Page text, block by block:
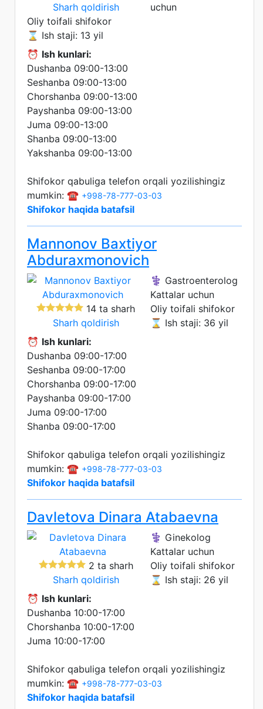
Sharh qoldirish
uchun
Oliy toifali shifokor
⌛ Ish staji: 13 yil
⏰ Ish kunlari:
Dushanba 09:00-13:00
Seshanba 09:00-13:00
Chorshanba 09:00-13:00
Payshanba 09:00-13:00
Juma 09:00-13:00
Shanba 09:00-13:00
Yakshanba 09:00-13:00
Shifokor qabuliga telefon orqali yozilishingiz
mumkin: ☎️ +998-78-777-03-03
Shifokor haqida batafsil
Mannonov Baxtiyor
Abduraxmonovich
14 ta sharh
Sharh qoldirish
⚕️ Gastroenterolog
Kattalar uchun
Oliy toifali shifokor
⌛ Ish staji: 36 yil
⏰ Ish kunlari:
Dushanba 09:00-17:00
Seshanba 09:00-17:00
Chorshanba 09:00-17:00
Payshanba 09:00-17:00
Juma 09:00-17:00
Shanba 09:00-17:00
Shifokor qabuliga telefon orqali yozilishingiz
mumkin: ☎️ +998-78-777-03-03
Shifokor haqida batafsil
Davletova Dinara Atabaevna
2 ta sharh
Sharh qoldirish
⚕️ Ginekolog
Kattalar uchun
Oliy toifali shifokor
⌛ Ish staji: 26 yil
⏰ Ish kunlari:
Dushanba 10:00-17:00
Chorshanba 10:00-17:00
Juma 10:00-17:00
Shifokor qabuliga telefon orqali yozilishingiz
mumkin: ☎️ +998-78-777-03-03
Shifokor haqida batafsil